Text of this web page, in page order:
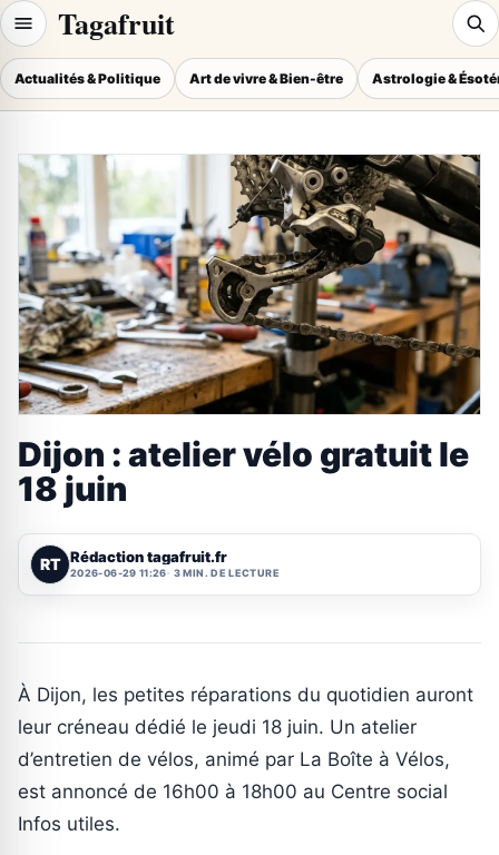
Tagafruit
Actualités & Politique Art de vivre & Bien-être Astrologie &
Dijon : atelier vélo gratuit le
18 juin
RT Rédaction tagafruit.fr
2026-06-29 11:26 3 MIN. DE LECTURE
À Dijon, les petites réparations du quotidien auront
leur créneau dédié le jeudi 18 juin. Un atelier
d’entretien de vélos, animé par La Boîte à Vélos,
est annoncé de 16h00 à 18h00 au Centre social
Infos utiles.